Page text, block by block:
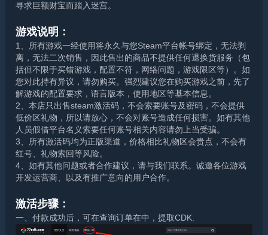
寻求巨额财宝而踏入迷宫。
游戏说明：
1、所有游戏一经使用将永久与您Steam平台帐号绑定，无法剥
离，无法二次销售，因此售出的商品不提供任何退换货服务（包
括但不限于买错游戏，配置不符，网络问题，游戏限区等）。如
您对此持有异议，请勿购买。强烈建议您在购买游戏之前，先了
解游戏的配置要求，语言版本，使用地区等基本信息。
2、本店只出售steam激活码，不会索要账号及密码，不会提供
低价区礼物，所以请放心，不会对账号造成任何损害。如有其他
人员假借平台名义索要任何账号相关内容请勿上当受骗。
3、所有激活码均为正版渠道，价格相比礼物区会贵点，不会有
红号、礼物索回等风险。
4、如有其他问题或者合作建议，请与我们联系。诚邀各位游戏
开发运营商、以及有推广意向的用户合作。
激活步骤：
一、付款成功后，可在查询订单在中，提取CDK.